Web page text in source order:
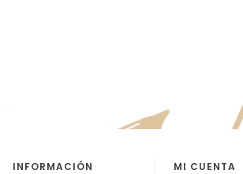
INFORMACIÓN
MI CUENTA